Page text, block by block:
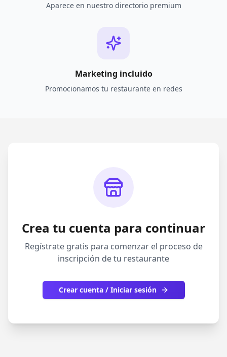
Aparece en nuestro directorio premium
Marketing incluido
Promocionamos tu restaurante en redes
Crea tu cuenta para continuar
Regístrate gratis para comenzar el proceso de
inscripción de tu restaurante
Crear cuenta / Iniciar sesión